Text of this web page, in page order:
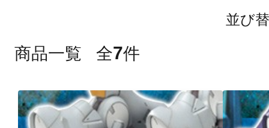
並び
商品一覧 全7件